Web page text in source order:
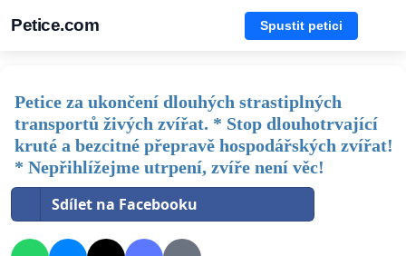
Petice.com Spustit petici
Petice za ukončení dlouhých strastiplných
transportů živých zvířat. * Stop dlouhotrvající
kruté a bezcitné přepravě hospodářských zvířat!
* Nepřihlížejme utrpení, zvíře není věc!
Sdílet na Facebooku